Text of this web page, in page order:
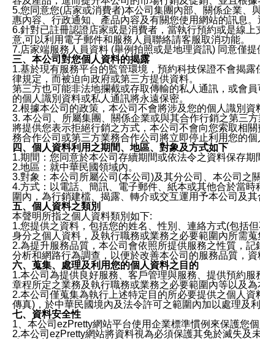
5.您同意您(店家或消費者)本公司集團內部、關係企業、
惠內容、行政通知、產品內容及有關您使用網站的訊息
6.針對已註冊認證店家或是消費者，當執行預約或是線
意,可以利用電子郵件和服務人員聯絡請客服取消功能。
7.店家端服務人員資料 (舉例拍照或是地理資訊) 同意僅
三、本公司對您個人資料的揭露
1.基於現有服務平台的監管環境，預約科技保證不會揭
律規定，而被迫向政府或第三方提供資料。
第三方也可能非法地攔截或存取傳輸的私人通訊，或會
的個人識別資料或私人通訊將永遠保密。
2.根據本公司的政策，本公司不會將涉及您的個人識別資
3. 本公司、所屬集團、關係企業或與其合作行銷之第三
將提供您表示拒絕行銷之方式，本公司不會向您索取相
務合作公司或第三方業務合作公司將立即停止利用您的個
四、個人資料利用之期間、地區、對象及方式如下
1.期間：您同意於本公司存續期間或依法令之資料保存
2.地區：就中華民國領域內。
3.對象：本公司所屬公司(本公司)及其分公司、本公司之
4.方式：以電話、簡訊、電子郵件、紙本或其他合於當
圍內，為行銷建檔、揭露、轉介或交互運用予本公司及其
五、個人資料之類別
本聲明所指之個人資料類別如下:
1.您提供之資料，包括您的姓名、性別、連絡方式(包括
身分之個人資料，及執行職務或業務之必要範圍內所需蒐
2.為提升服務品質，本公司會依照所提供服務之性質，
分析和網路行為調查，以便於改善本公司的服務品質，
六、蒐集、處理及利用您的個人資料之目的
1.本公司為提供良好服務、客戶管理與服務、提供預約
章程所定之業務及執行職務或業務之必要範圍內等以及
2.本公司僅蒐集為執行上述特定目的所必要提供之個人
傳真)，於中華民國境內及法令許可之範圍內加以處理及利
七、資料安全性
1、本公司ezPretty網站平台使用企業標準慣例來保護您
2.本公司ezPretty網站將資料視為必須保護其免於滅失及